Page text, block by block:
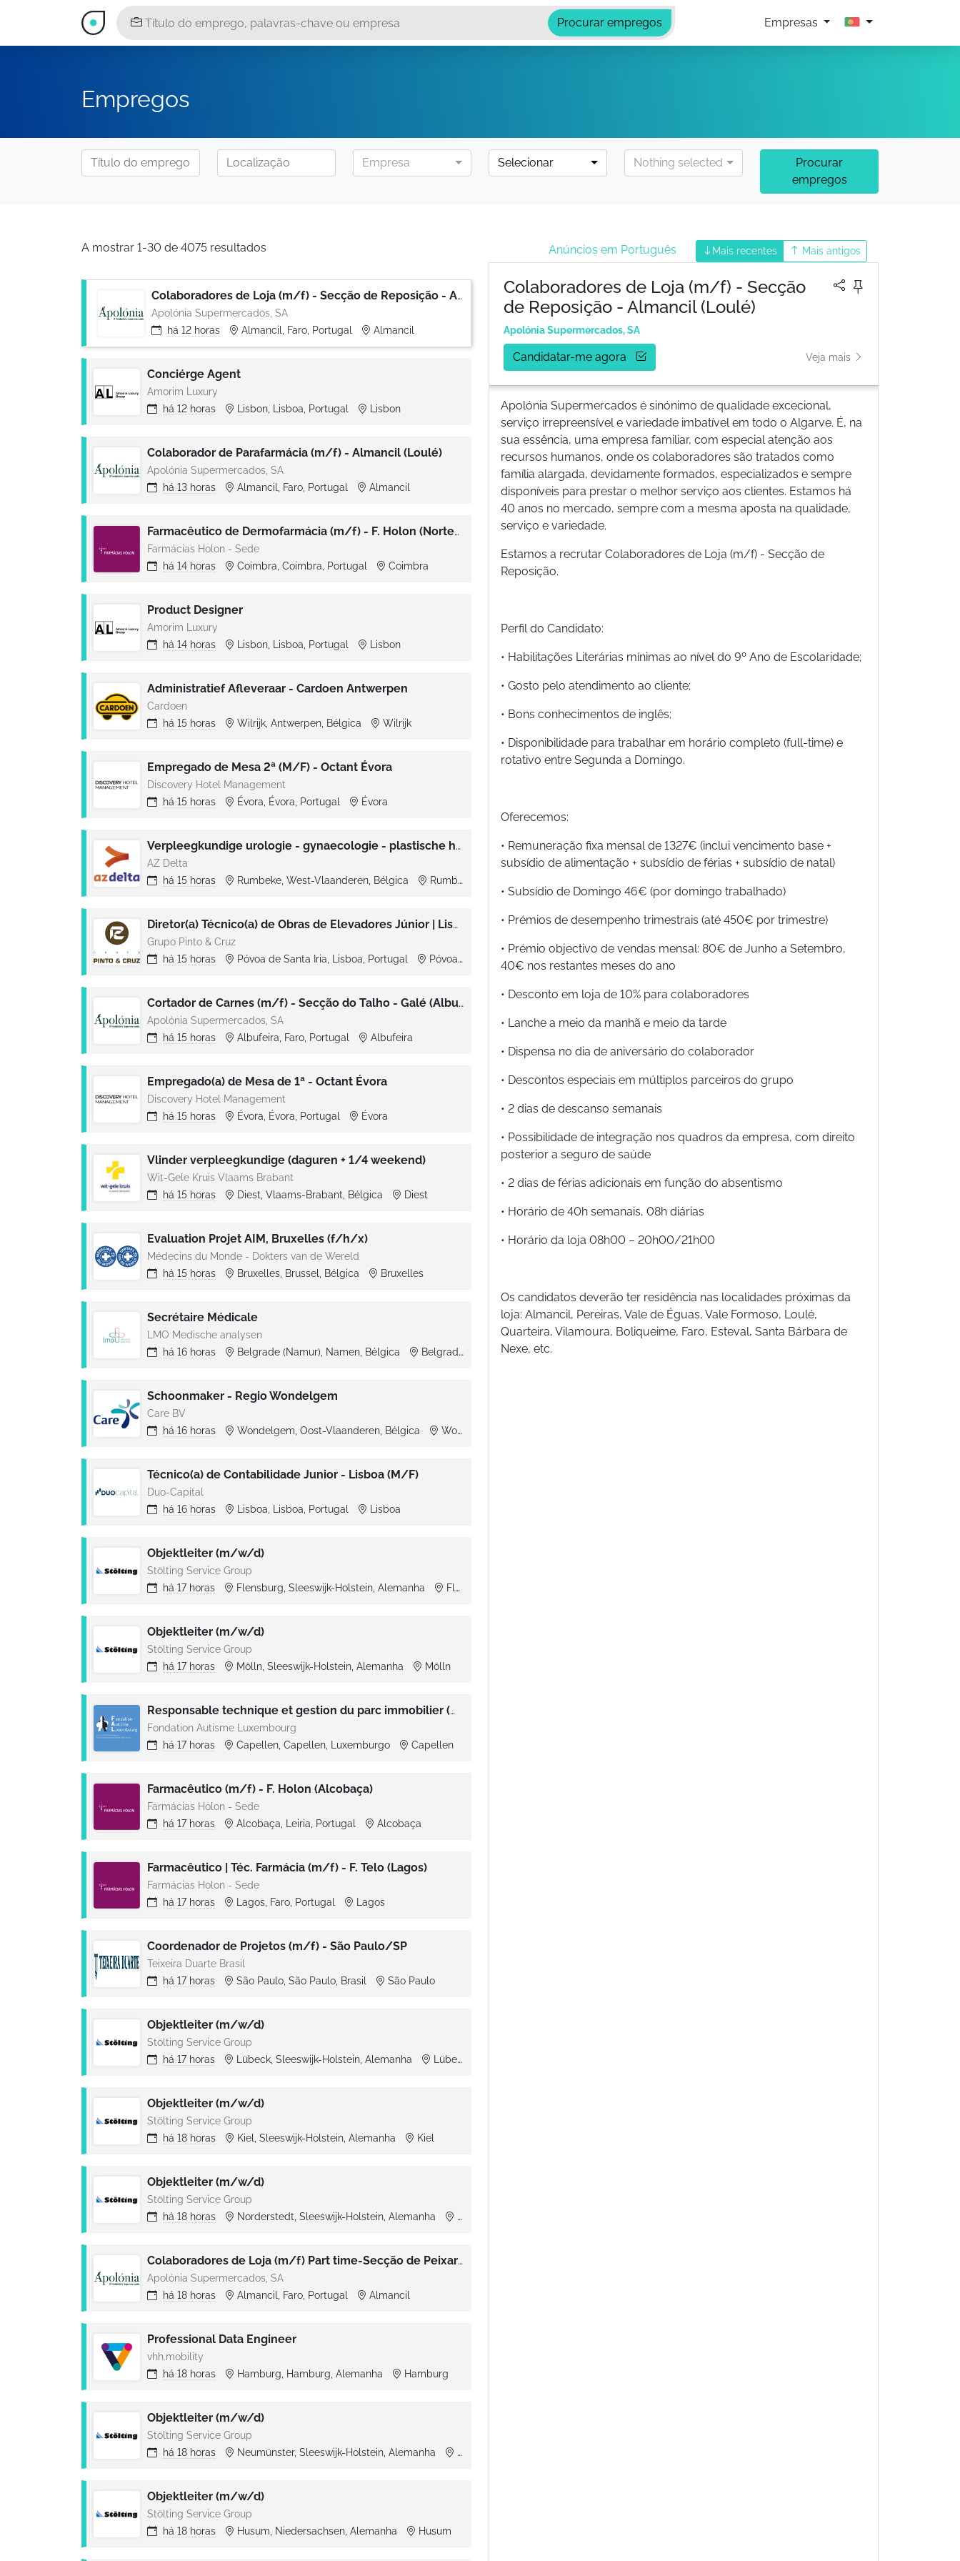
Procurar empregos Empresas
Empregos
Empresa Selecionar Nothing selected
Procurar
empregos
A mostrar 1-30 de 4075 resultados Anúncios em Português Mais recentes Mais antigos
Colaboradores de Loja (m/f) - Secção de Reposição - Almancil (Loulé)
Apolónia Supermercados, SA
há 12 horas Almancil, Faro, Portugal Almancil
Conciérge Agent
Amorim Luxury
há 12 horas Lisbon, Lisboa, Portugal Lisbon
Colaborador de Parafarmácia (m/f) - Almancil (Loulé)
Apolónia Supermercados, SA
há 13 horas Almancil, Faro, Portugal Almancil
Farmacêutico de Dermofarmácia (m/f) - F. Holon (Norte/Centro)
Farmácias Holon - Sede
há 14 horas Coimbra, Coimbra, Portugal Coimbra
Product Designer
Amorim Luxury
há 14 horas Lisbon, Lisboa, Portugal Lisbon
Administratief Afleveraar - Cardoen Antwerpen
Cardoen
há 15 horas Wilrijk, Antwerpen, Bélgica Wilrijk
Empregado de Mesa 2ª (M/F) - Octant Évora
Discovery Hotel Management
há 15 horas Évora, Évora, Portugal Évora
Verpleegkundige urologie - gynaecologie - plastische heelkunde
AZ Delta
há 15 horas Rumbeke, West-Vlaanderen, Bélgica Rumbeke
Diretor(a) Técnico(a) de Obras de Elevadores Júnior | Lisboa
Grupo Pinto & Cruz
há 15 horas Póvoa de Santa Iria, Lisboa, Portugal Póvoa de Santa Iria
Cortador de Carnes (m/f) - Secção do Talho - Galé (Albufeira)
Apolónia Supermercados, SA
há 15 horas Albufeira, Faro, Portugal Albufeira
Empregado(a) de Mesa de 1ª - Octant Évora
Discovery Hotel Management
há 15 horas Évora, Évora, Portugal Évora
Vlinder verpleegkundige (daguren + 1/4 weekend)
Wit-Gele Kruis Vlaams Brabant
há 15 horas Diest, Vlaams-Brabant, Bélgica Diest
Evaluation Projet AIM, Bruxelles (f/h/x)
Médecins du Monde - Dokters van de Wereld
há 15 horas Bruxelles, Brussel, Bélgica Bruxelles
Secrétaire Médicale
LMO Medische analysen
há 16 horas Belgrade (Namur), Namen, Bélgica Belgrade (Namur)
Schoonmaker - Regio Wondelgem
Care BV
há 16 horas Wondelgem, Oost-Vlaanderen, Bélgica Wondelgem
Técnico(a) de Contabilidade Junior - Lisboa (M/F)
Duo-Capital
há 16 horas Lisboa, Lisboa, Portugal Lisboa
Objektleiter (m/w/d)
Stölting Service Group
há 17 horas Flensburg, Sleeswijk-Holstein, Alemanha Flensburg
Objektleiter (m/w/d)
Stölting Service Group
há 17 horas Mölln, Sleeswijk-Holstein, Alemanha Mölln
Responsable technique et gestion du parc immobilier (m/f/x)
Fondation Autisme Luxembourg
há 17 horas Capellen, Capellen, Luxemburgo Capellen
Farmacêutico (m/f) - F. Holon (Alcobaça)
Farmácias Holon - Sede
há 17 horas Alcobaça, Leiria, Portugal Alcobaça
Farmacêutico | Téc. Farmácia (m/f) - F. Telo (Lagos)
Farmácias Holon - Sede
há 17 horas Lagos, Faro, Portugal Lagos
Coordenador de Projetos (m/f) - São Paulo/SP
Teixeira Duarte Brasil
há 17 horas São Paulo, São Paulo, Brasil São Paulo
Objektleiter (m/w/d)
Stölting Service Group
há 17 horas Lübeck, Sleeswijk-Holstein, Alemanha Lübeck
Objektleiter (m/w/d)
Stölting Service Group
há 18 horas Kiel, Sleeswijk-Holstein, Alemanha Kiel
Objektleiter (m/w/d)
Stölting Service Group
há 18 horas Norderstedt, Sleeswijk-Holstein, Alemanha
Colaboradores de Loja (m/f) Part time-Secção de Peixaria-Almancil (Loulé)
Apolónia Supermercados, SA
há 18 horas Almancil, Faro, Portugal Almancil
Professional Data Engineer
vhh.mobility
há 18 horas Hamburg, Hamburg, Alemanha Hamburg
Objektleiter (m/w/d)
Stölting Service Group
há 18 horas Neumünster, Sleeswijk-Holstein, Alemanha
Objektleiter (m/w/d)
Stölting Service Group
há 18 horas Husum, Niedersachsen, Alemanha Husum
Colaboradores de Loja (m/f) - Secção
de Reposição - Almancil (Loulé)
Apolónia Supermercados, SA
Candidatar-me agora Veja mais
Apolónia Supermercados é sinónimo de qualidade excecional,
serviço irrepreensível e variedade imbatível em todo o Algarve. É, na
sua essência, uma empresa familiar, com especial atenção aos
recursos humanos, onde os colaboradores são tratados como
família alargada, devidamente formados, especializados e sempre
disponíveis para prestar o melhor serviço aos clientes. Estamos há
40 anos no mercado, sempre com a mesma aposta na qualidade,
serviço e variedade.
Estamos a recrutar Colaboradores de Loja (m/f) - Secção de
Reposição.
Perfil do Candidato:
• Habilitações Literárias mínimas ao nível do 9º Ano de Escolaridade;
• Gosto pelo atendimento ao cliente;
• Bons conhecimentos de inglês;
• Disponibilidade para trabalhar em horário completo (full-time) e
rotativo entre Segunda a Domingo.
Oferecemos:
• Remuneração fixa mensal de 1327€ (inclui vencimento base +
subsídio de alimentação + subsídio de férias + subsídio de natal)
• Subsídio de Domingo 46€ (por domingo trabalhado)
• Prémios de desempenho trimestrais (até 450€ por trimestre)
• Prémio objectivo de vendas mensal: 80€ de Junho a Setembro,
40€ nos restantes meses do ano
• Desconto em loja de 10% para colaboradores
• Lanche a meio da manhã e meio da tarde
• Dispensa no dia de aniversário do colaborador
• Descontos especiais em múltiplos parceiros do grupo
• 2 dias de descanso semanais
• Possibilidade de integração nos quadros da empresa, com direito
posterior a seguro de saúde
• 2 dias de férias adicionais em função do absentismo
• Horário de 40h semanais, 08h diárias
• Horário da loja 08h00 – 20h00/21h00
Os candidatos deverão ter residência nas localidades próximas da
loja: Almancil, Pereiras, Vale de Éguas, Vale Formoso, Loulé,
Quarteira, Vilamoura, Boliqueime, Faro, Esteval, Santa Bárbara de
Nexe, etc.